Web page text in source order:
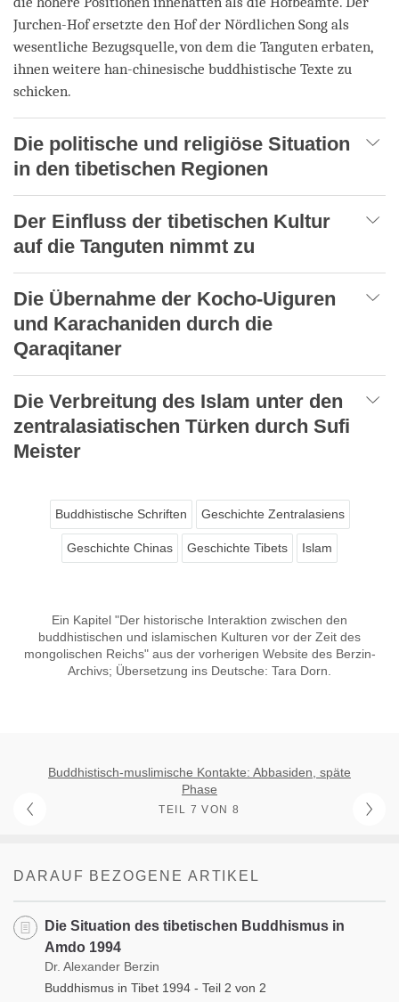
Jurchen-Hof ersetzte den Hof der Nördlichen Song als
wesentliche Bezugsquelle, von dem die Tanguten erbaten,
ihnen weitere han-chinesische buddhistische Texte zu
schicken.
Die politische und religiöse Situation
in den tibetischen Regionen
Der Einfluss der tibetischen Kultur
auf die Tanguten nimmt zu
Die Übernahme der Kocho-Uiguren
und Karachaniden durch die
Qaraqitaner
Die Verbreitung des Islam unter den
zentralasiatischen Türken durch Sufi
Meister
Buddhistische Schriften Geschichte Zentralasiens
Geschichte Chinas Geschichte Tibets Islam
Ein Kapitel "Der historische Interaktion zwischen den
buddhistischen und islamischen Kulturen vor der Zeit des
mongolischen Reichs" aus der vorherigen Website des Berzin-
Archivs; Übersetzung ins Deutsche: Tara Dorn.
Buddhistisch-muslimische Kontakte: Abbasiden, späte
Phase
TEIL 7 VON 8
DARAUF BEZOGENE ARTIKEL
Die Situation des tibetischen Buddhismus in
Amdo 1994
Dr. Alexander Berzin
Buddhismus in Tibet 1994 - Teil 2 von 2